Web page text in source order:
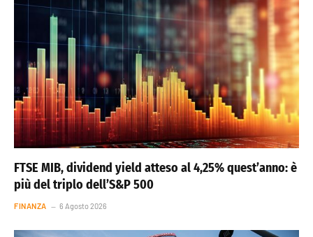
FTSE MIB, dividend yield atteso al 4,25% quest’anno: è
più del triplo dell’S&P 500
FINANZA 6 Agosto 2026